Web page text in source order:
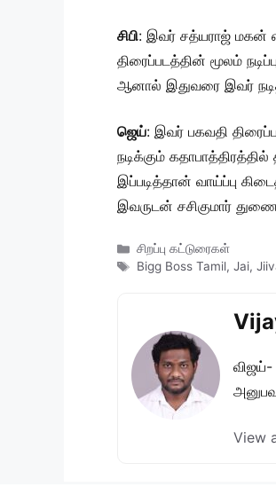
சிபி: இவர் சத்யராஜ் மகன்
திரைப்படத்தின் மூலம்
ஆனால் இதுவரை இவர்
ஜெய்: இவர் பகவதி
நடிக்கும்
இப்படித்தான் வாய்ப்பு
இவருடன் சசிகுமார் துணை
Categories
சிறப்பு கட்டுரைகள்
Tags
Bigg Boss Tamil, Jai,
விஜய்-
View